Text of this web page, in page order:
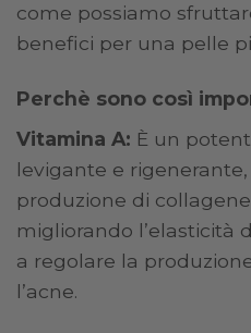
come possiamo
benefici per una pelle
Perchè sono così
Vitamina A: È un
levigante e
produzione di
migliorando l’elasticità
a regolare la
l’acne.